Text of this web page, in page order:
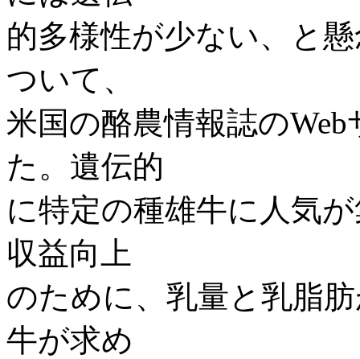
的多様性が少ない、と
ついて、
米国の酪農情報誌の
た。遺伝的
に特定の種雄牛に人気
収益向上
のために、乳量と乳脂
牛が求め